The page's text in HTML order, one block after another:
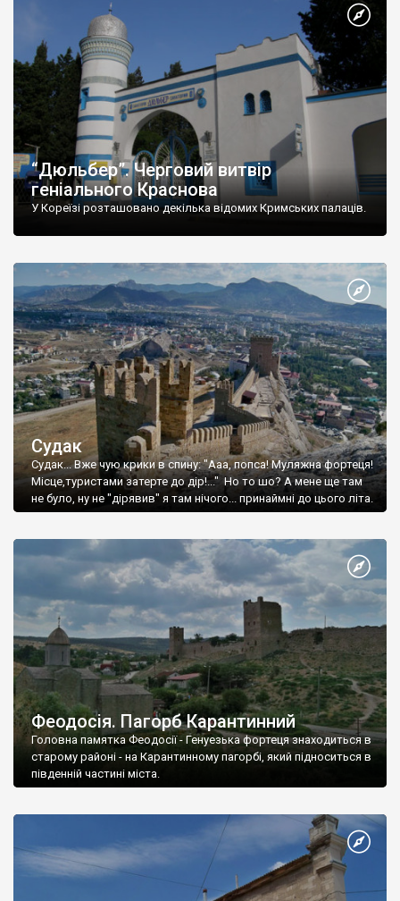
“Дюльбер”. Черговий витвір
геніального Краснова
У Кореїзі розташовано декілька відомих Кримських палаців.
Судак
Судак... Вже чую крики в спину: "Ааа, попса! Муляжна фортеця!
Місце,туристами затерте до дір!..." Но то шо? А мене ще там
не було, ну не "дірявив" я там нічого... принаймні до цього літа.
Феодосія. Пагорб Карантинний
Головна памятка Феодосії - Генуезька фортеця знаходиться в
старому районі - на Карантинному пагорбі, який підноситься в
південній частині міста.